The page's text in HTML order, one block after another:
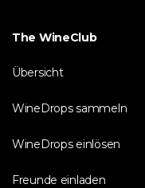
The WineClub
Übersicht
WineDrops sammeln
WineDrops einlösen
Freunde einladen